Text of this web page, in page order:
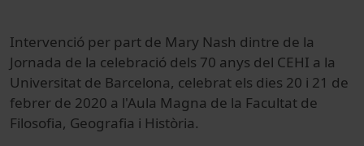
Intervenció per part de Mary Nash dintre de la
Jornada de la celebració dels 70 anys del CEHI a la
Universitat de Barcelona, celebrat els dies 20 i 21 de
febrer de 2020 a l'Aula Magna de la Facultat de
Filosofia, Geografia i Història.